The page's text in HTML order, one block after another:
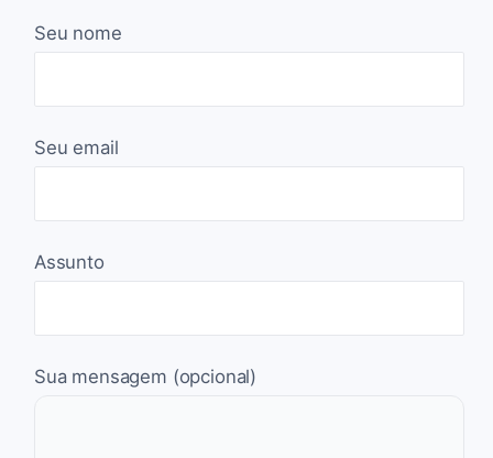
Seu nome
Seu email
Assunto
Sua mensagem (opcional)